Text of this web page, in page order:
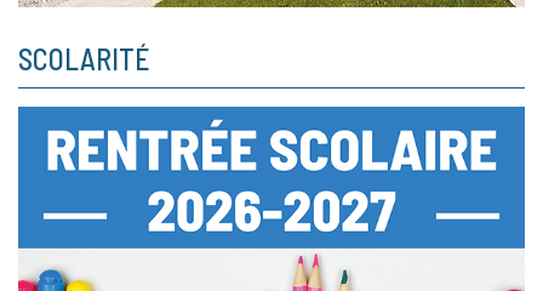
SCOLARITÉ